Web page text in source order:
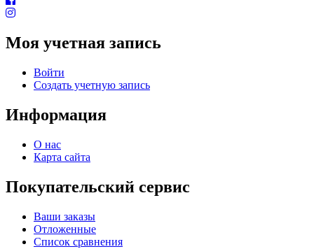
Моя учетная запись
Войти
Создать учетную запись
Информация
О нас
Карта сайта
Покупательский сервис
Ваши заказы
Отложенные
Список сравнения